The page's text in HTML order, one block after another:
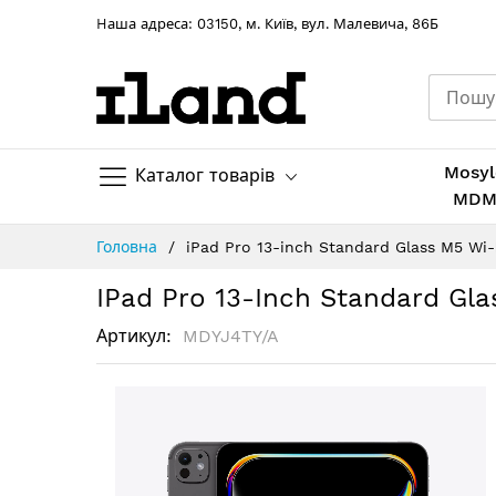
Hаша адреса: 03150, м. Київ, вул. Малевича, 86Б
Каталог товарів
MDM
Головна iPad Pro 13-inch Standard Glass M5
IPad Pro 13-Inch Standard
Артикул MDYJ4TY/A